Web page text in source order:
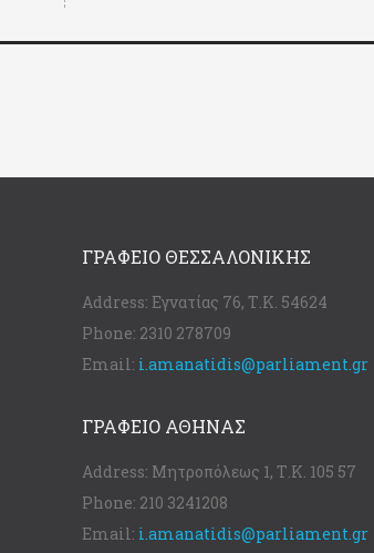
ΓΡΑΦΕΊΟ ΘΕΣΣΑΛΟΝΊΚΗΣ
Address: Εγνατίας 76, Τ.Κ. 54624
Phone: 2310 278709
Email: i.amanatidis@parliament.gr
ΓΡΑΦΕΊΟ ΑΘΉΝΑΣ
Address: Μητροπόλεως 1, Τ.Κ. 105 57
Phone: 210 3241208
Email: i.amanatidis@parliament.gr